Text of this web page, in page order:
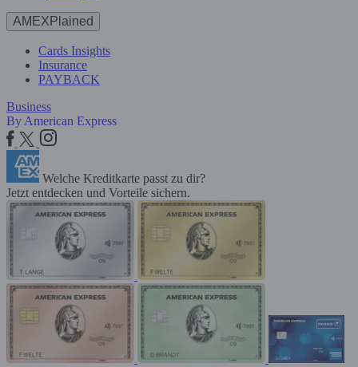
AMEXPlained
Cards Insights
Insurance
PAYBACK
Business
By American Express
Welche Kreditkarte passt zu dir?
Jetzt entdecken und Vorteile sichern.